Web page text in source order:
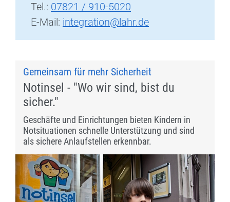
Tel.: 07821 / 910-5020
E-Mail: integration@lahr.de
Gemeinsam für mehr Sicherheit
Notinsel - "Wo wir sind, bist du
sicher."
Geschäfte und Einrichtungen bieten Kindern in
Notsituationen schnelle Unterstützung und sind
als sichere Anlaufstellen erkennbar.